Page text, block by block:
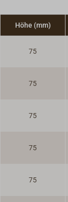
Höhe (mm)
75
75
75
75
75